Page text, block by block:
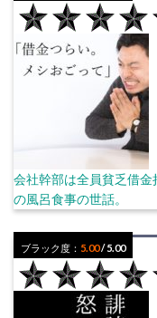
会社幹部は全員貧乏借
の風呂食事の世話。
ブラック度： 5.00/ 5.00